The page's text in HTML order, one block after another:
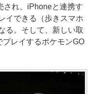
され、iPhoneと連携す
イできる（歩きスマホ
る。そして、新しい取
プレイするポケモンGO